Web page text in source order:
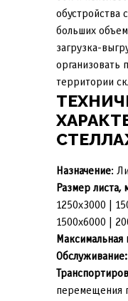
обустройства
больших
загрузка-
организовать
территории
Назначение:
Размер листа,
1250х3000 |
1500х6000 |
Максимальная
Обслуживание:
перемещения